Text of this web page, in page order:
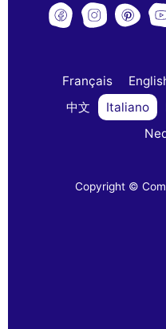
Français
中文
Italiano
Copyright ©